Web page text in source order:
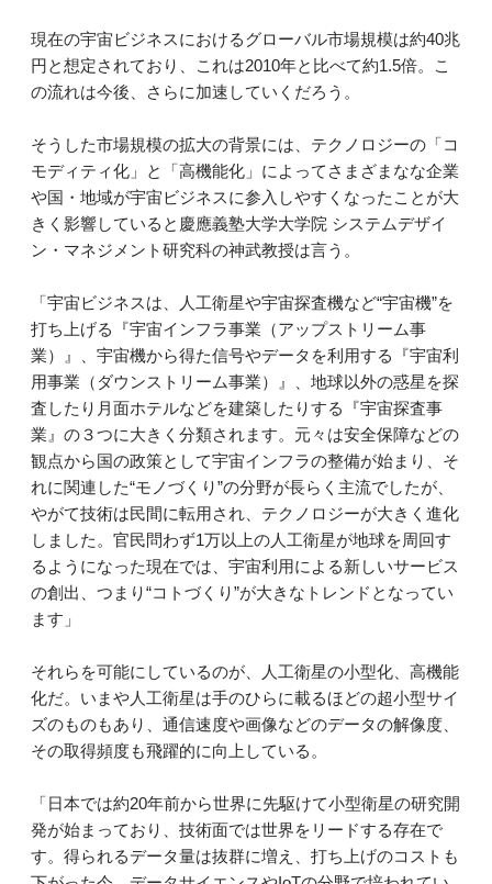
現在の宇宙ビジネスにおけるグローバル市場規模は約40兆
円と想定されており、これは2010年と比べて約1.5倍。こ
の流れは今後、さらに加速していくだろう。
そうした市場規模の拡大の背景には、テクノロジーの「コ
モディティ化」と「高機能化」によってさまざまなな企業
や国・地域が宇宙ビジネスに参入しやすくなったことが大
きく影響していると慶應義塾大学大学院 システムデザイ
ン・マネジメント研究科の神武教授は言う。
「宇宙ビジネスは、人工衛星や宇宙探査機など“宇宙機”を
打ち上げる『宇宙インフラ事業（アップストリーム事
業）』、宇宙機から得た信号やデータを利用する『宇宙利
用事業（ダウンストリーム事業）』、地球以外の惑星を探
査したり月面ホテルなどを建築したりする『宇宙探査事
業』の３つに大きく分類されます。元々は安全保障などの
観点から国の政策として宇宙インフラの整備が始まり、そ
れに関連した“モノづくり”の分野が長らく主流でしたが、
やがて技術は民間に転用され、テクノロジーが大きく進化
しました。官民問わず1万以上の人工衛星が地球を周回す
るようになった現在では、宇宙利用による新しいサービス
の創出、つまり“コトづくり”が大きなトレンドとなってい
ます」
それらを可能にしているのが、人工衛星の小型化、高機能
化だ。いまや人工衛星は手のひらに載るほどの超小型サイ
ズのものもあり、通信速度や画像などのデータの解像度、
その取得頻度も飛躍的に向上している。
「日本では約20年前から世界に先駆けて小型衛星の研究開
発が始まっており、技術面では世界をリードする存在で
す。得られるデータ量は抜群に増え、打ち上げのコストも